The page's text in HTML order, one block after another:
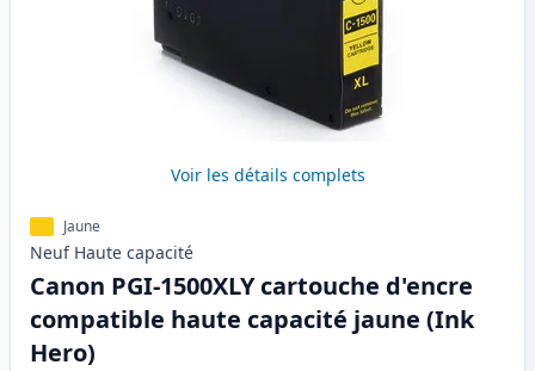
Voir les détails complets
Jaune
Neuf Haute capacité
Canon PGI-1500XLY cartouche d'encre
compatible haute capacité jaune (Ink
Hero)